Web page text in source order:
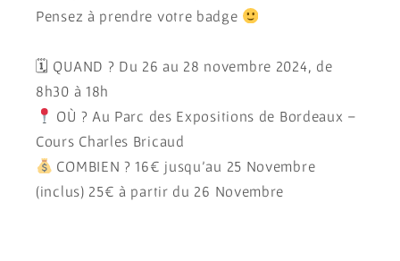
Pensez à prendre votre badge
🗓 QUAND ? Du 26 au 28 novembre 2024, de
8h30 à 18h
OÙ ? Au Parc des Expositions de Bordeaux –
Cours Charles Bricaud
COMBIEN ? 16€ jusqu’au 25 Novembre
(inclus) 25€ à partir du 26 Novembre